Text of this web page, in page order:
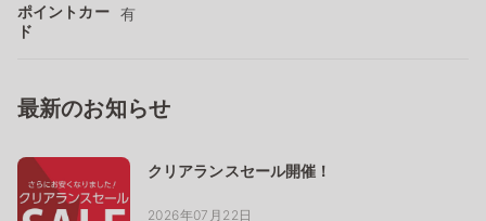
ポイントカー
ド
有
最新のお知らせ
クリアランスセール開催！
2026年07月22日